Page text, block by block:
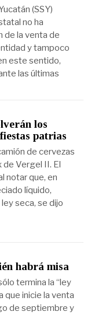
(SSY)
no ha
de la venta de
y tampoco
este sentido,
las últimas
los
patrias
de cervezas
de Vergel II. El
notar que, en
líquido,
seca, se dijo
habrá misa
termina la “ley
que inicie la venta
de septiembre y